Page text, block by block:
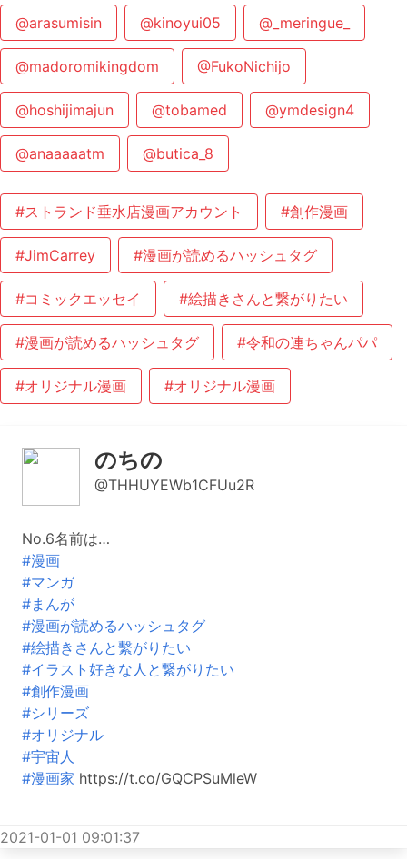
@arasumisin @kinoyui05 @_meringue_
@madoromikingdom @FukoNichijo
@hoshijimajun @tobamed @ymdesign4
@anaaaaatm @butica_8
#ストランド垂水店漫画アカウント #創作漫画
#JimCarrey #漫画が読めるハッシュタグ
#コミックエッセイ #絵描きさんと繋がりたい
#漫画が読めるハッシュタグ #令和の連ちゃんパパ
#オリジナル漫画 #オリジナル漫画
のちの
@THHUYEWb1CFUu2R
No.6名前は…
#漫画
#マンガ
#まんが
#漫画が読めるハッシュタグ
#絵描きさんと繫がりたい
#イラスト好きな人と繋がりたい
#創作漫画
#シリーズ
#オリジナル
#宇宙人
#漫画家 https://t.co/GQCPSuMleW
2021-01-01 09:01:37